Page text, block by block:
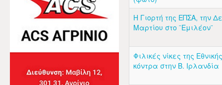
Η Γιορτή της ΕΠΣΑ, την
Μαρτίου στο ¨Εμιλέον¨
Φιλικές νίκες της
κόντρα στην Β. Ιρλανδία